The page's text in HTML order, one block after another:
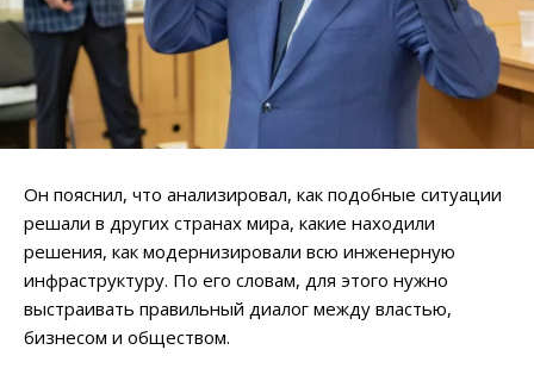
Он пояснил, что анализировал, как подобные ситуации
решали в других странах мира, какие находили
решения, как модернизировали всю инженерную
инфраструктуру. По его словам, для этого нужно
выстраивать правильный диалог между властью,
бизнесом и обществом.